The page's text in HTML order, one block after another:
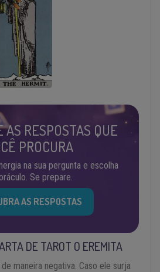
AS RESPOSTAS QUE
PROCURA
na sua pergunta e escolha
Se prepare.
AS RESPOSTAS
DE TAROT O EREMITA
maneira negativa. Caso ele surja